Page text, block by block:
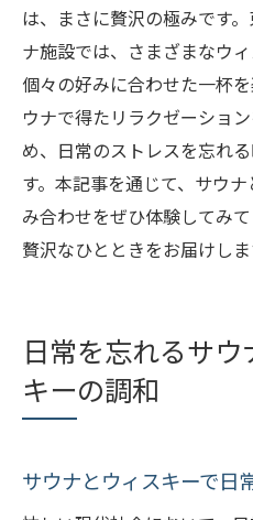
は、まさに贅沢の極みです
ナ施設では、さまざまなウ
個々の好みに合わせた一杯
ウナで得たリラクゼーショ
め、日常のストレスを忘れ
す。本記事を通じて、サウ
み合わせをぜひ体験してみ
贅沢なひとときをお届けしま
日常を忘れるサ
キーの調和
サウナとウィスキーで日